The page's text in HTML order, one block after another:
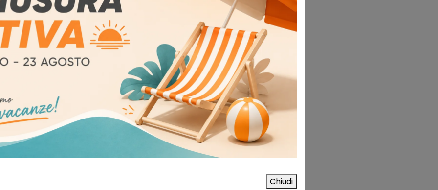
rapida con
Antinfortunistica
7,80€ IVA esclusa
AGGIUNGI AL CARRELLO
alla lista dei desideri
Linea vita temporanea
5-30m
Antinfortunistica
178,00€ IVA esclusa
AGGIUNGI AL CARRELLO
Aggiungi alla lista dei desideri
Chiudi